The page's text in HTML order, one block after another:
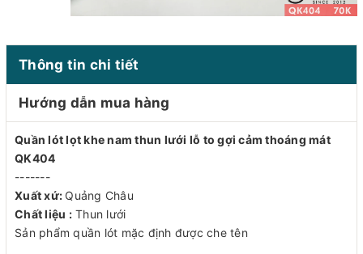
Thông tin chi tiết
Hướng dẫn mua hàng
Quần lót lọt khe nam thun lưới lỗ to gợi cảm thoáng mát
QK404
-------
Xuất xứ: Quảng Châu
Chất liệu :Thun lưới
Sản phẩm quần lót mặc định được che tên